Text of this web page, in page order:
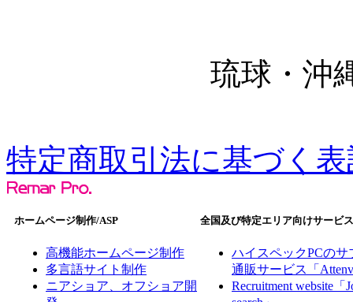
琉球・沖
特定商取引法に基づく
ホームページ制作/ASP
高機能ホームページ制作
多言語サイト制作
ニアショア、オフショア開
全国及び特定エリア向けサービス
ハイスペックPCのサ
通販サービス「
Recruitment website「